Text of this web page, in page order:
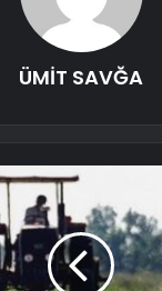
ÜMİT SAVĞA